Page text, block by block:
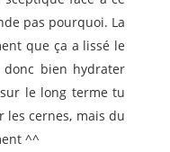
pas pourquoi. La
que ça a lissé le
bien hydrater
le long terme tu
cernes, mais du
^^